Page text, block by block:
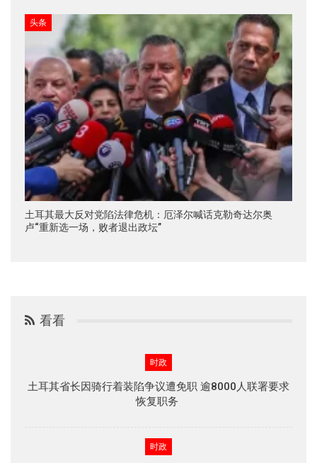
头条
土耳其最大反对党陷法律危机：厄泽尔喊话克勒奇达尔奥
卢“重新选一场，败者退出政坛”
看看
时政
土耳其省长因骑行着装陷争议遭免职 逾8000人联署要求
恢复职务
时政